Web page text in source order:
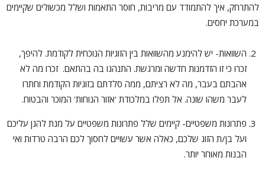
להתרחק, איך להתמודד עם מריבות, חוסר התאמות ושלל מכשולים שקיימים
במערכת יחסים.
השוואות- יש להימנע מהשוואות בין הזוגיות הנוכחית לקודמת. להיפך,
זכרו כי זו הזדמנות חדשה ומרגשת. התנהגו בה בהתאם. זכרו מה לא
אהבתם בעבר, מה לא רציתם, ממה סלדתם בזוגיות הקודמת וחתרו
לעבר משהו שונה. אל תפלו במלכודת 'אזור הנוחות' המוכר והבטוח.
פתרונות משפטיים- קיימים שלל פתרונות משפטיים על מנת להגן עליכם
ועל בן/ת הזוג שלכם, כאלה אשר עשויים לחסוך לכם הרבה טרדות ואי
הבנות מאוחר יותר.